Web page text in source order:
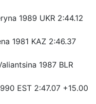
1989 UKR 2:44.12
1981 KAZ 2:46.37
1987 BLR
EST 2:47.07 +15.00